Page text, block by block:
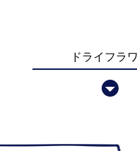
ドライフラ